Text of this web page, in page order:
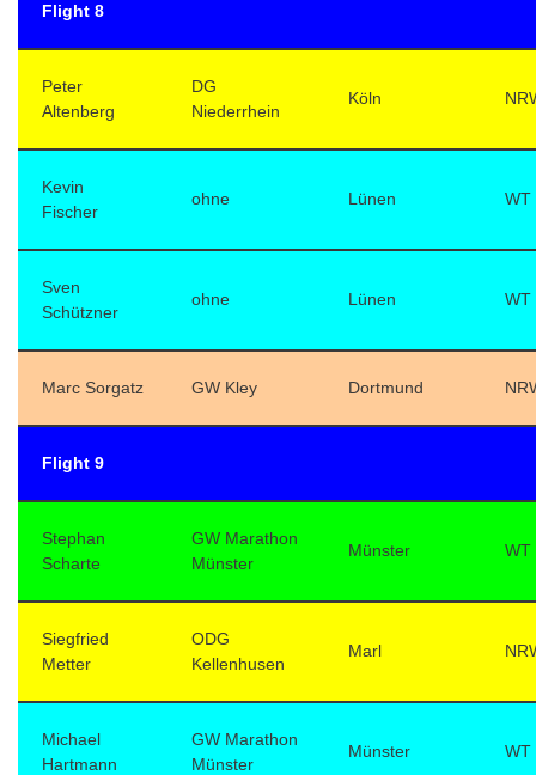
Flight 8
Peter
Altenberg
DG
Niederrhein
Köln
Kevin
Fischer
ohne Lünen WT
Sven
Schützner
ohne Lünen WT
Marc Sorgatz GW Kley Dortmund
Flight 9
Stephan
Scharte
GW Marathon
Münster
Münster WT
Siegfried
Metter
ODG
Kellenhusen
Marl
Michael
Hartmann
GW Marathon
Münster
Münster WT